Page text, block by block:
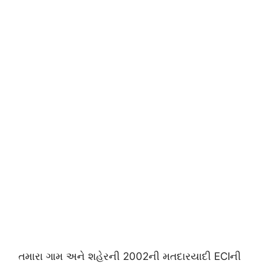
તમારા ગામ અને શહેરની 2002ની મતદારયાદી ECIની